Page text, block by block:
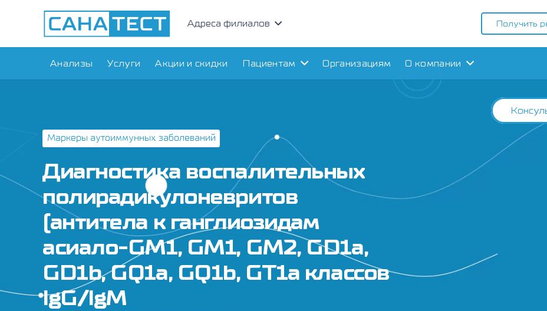
Адреса филиалов Получить
Анализы Услуги Акции и скидки Пациентам Организациям О компании
Маркеры аутоиммунных заболеваний
Диагностика воспалительных
полирадикулоневритов
(антитела к ганглиозидам
асиало-GM1, GM1, GM2, GD1a,
GD1b, GQ1a, GQ1b, GT1a классов
IgG/IgM